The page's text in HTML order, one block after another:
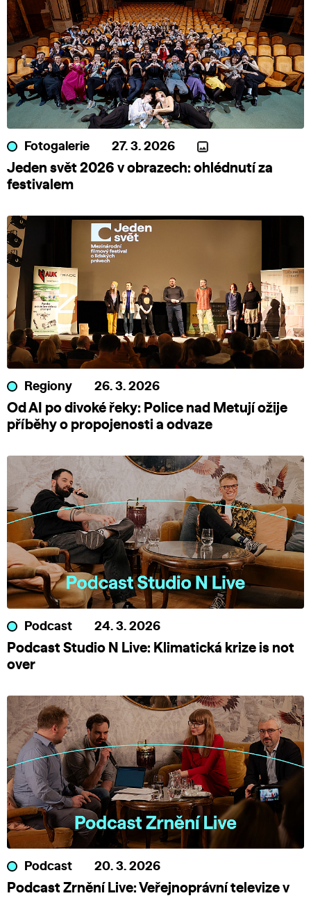
Fotogalerie 27. 3. 2026
Jeden svět 2026 v obrazech: ohlédnutí za
festivalem
Regiony 26. 3. 2026
Od AI po divoké řeky: Police nad Metují ožije
příběhy o propojenosti a odvaze
Podcast 24. 3. 2026
Podcast Studio N Live: Klimatická krize is not
over
Podcast 20. 3. 2026
Podcast Zrnění Live: Veřejnoprávní televize v